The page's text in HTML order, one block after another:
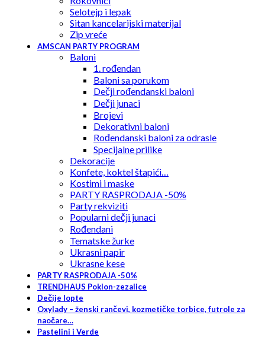
Selotejp i lepak
Sitan kancelarijski materijal
Zip vreće
AMSCAN PARTY PROGRAM
Baloni
1. rođendan
Baloni sa porukom
Dečji rođendanski baloni
Dečji junaci
Brojevi
Dekorativni baloni
Rođendanski baloni za odrasle
Specijalne prilike
Dekoracije
Konfete, koktel štapići…
Kostimi i maske
PARTY RASPRODAJA -50%
Party rekviziti
Popularni dečji junaci
Rođendani
Tematske žurke
Ukrasni papir
Ukrasne kese
PARTY RASPRODAJA -50%
TRENDHAUS Poklon-zezalice
Dečije lopte
Oxylady – ženski rančevi, kozmetičke torbice, futrole za
naočare…
Pastelini i Verde